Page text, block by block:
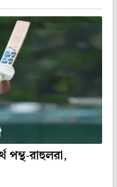
পন্থ-রাহুলরা,